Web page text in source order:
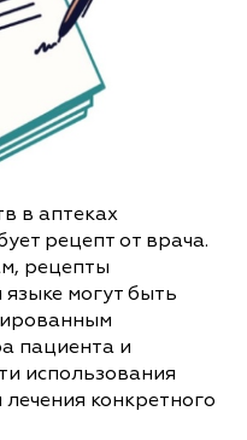
в аптеках
рецепт от врача.
рецепты
могут быть
пациента и
использования
конкретного